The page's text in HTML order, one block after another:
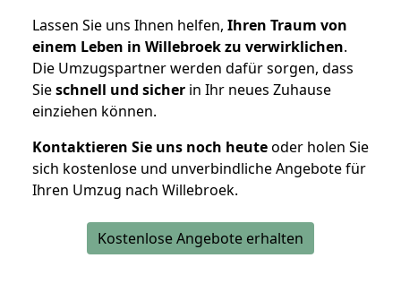
Lassen Sie uns Ihnen helfen, Ihren Traum von
einem Leben in Willebroek zu verwirklichen.
Die Umzugspartner werden dafür sorgen, dass
Sieschnell und sicher in Ihr neues Zuhause
einziehen können.
Kontaktieren Sie uns noch heuteoder holen Sie
sich kostenlose und unverbindliche Angebote für
Ihren Umzug nach Willebroek.
Kostenlose Angebote erhalten